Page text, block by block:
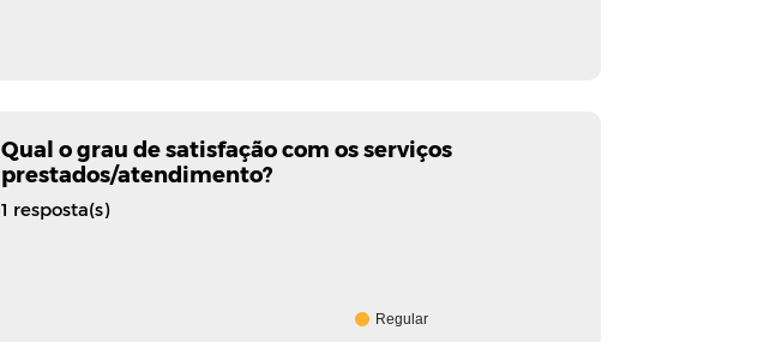
Qual o grau de satisfação com os serviços
prestados/atendimento?
1 resposta(s)
Regular